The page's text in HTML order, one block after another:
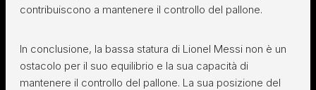
contribuiscono a mantenere il controllo del pallone.
In conclusione, la bassa statura di Lionel Messi non è un
ostacolo per il suo equilibrio e la sua capacità di
mantenere il controllo del pallone. La sua posizione del